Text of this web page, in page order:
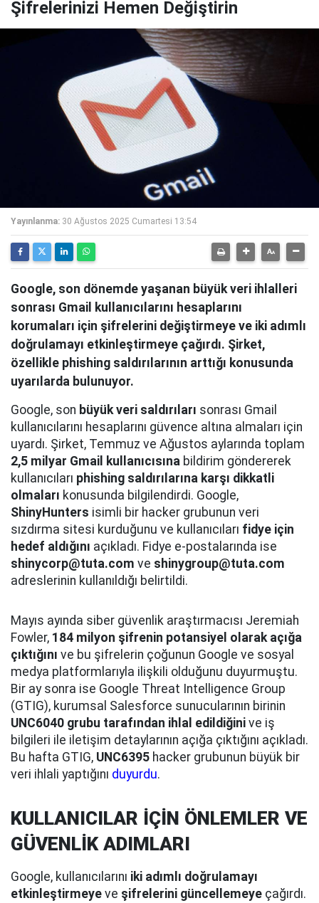
Şifrelerinizi Hemen Değiştirin
Yayınlanma: 30 Ağustos 2025 Cumartesi 13:54
Google, son dönemde yaşanan büyük veri ihlalleri
sonrası Gmail kullanıcılarını hesaplarını
korumaları için şifrelerini değiştirmeye ve iki adımlı
doğrulamayı etkinleştirmeye çağırdı. Şirket,
özellikle phishing saldırılarının arttığı konusunda
uyarılarda bulunuyor.
Google, son büyük veri saldırıları sonrası Gmail
kullanıcılarını hesaplarını güvence altına almaları için
uyardı. Şirket, Temmuz ve Ağustos aylarında toplam
2,5 milyar Gmail kullanıcısına bildirim göndererek
kullanıcıları phishing saldırılarına karşı dikkatli
olmaları konusunda bilgilendirdi. Google,
ShinyHunters isimli bir hacker grubunun veri
sızdırma sitesi kurduğunu ve kullanıcıları fidye için
hedef aldığını açıkladı. Fidye e-postalarında ise
shinycorp@tuta.com ve shinygroup@tuta.com
adreslerinin kullanıldığı belirtildi.
Mayıs ayında siber güvenlik araştırmacısı Jeremiah
Fowler, 184 milyon şifrenin potansiyel olarak açığa
çıktığını ve bu şifrelerin çoğunun Google ve sosyal
medya platformlarıyla ilişkili olduğunu duyurmuştu.
Bir ay sonra ise Google Threat Intelligence Group
(GTIG), kurumsal Salesforce sunucularının birinin
UNC6040 grubu tarafından ihlal edildiğini ve iş
bilgileri ile iletişim detaylarının açığa çıktığını açıkladı.
Bu hafta GTIG, UNC6395 hacker grubunun büyük bir
veri ihlali yaptığını duyurdu.
KULLANICILAR İÇİN ÖNLEMLER VE
GÜVENLİK ADIMLARI
Google, kullanıcılarını iki adımlı doğrulamayı
etkinleştirmeye ve şifrelerini güncellemeye çağırdı.